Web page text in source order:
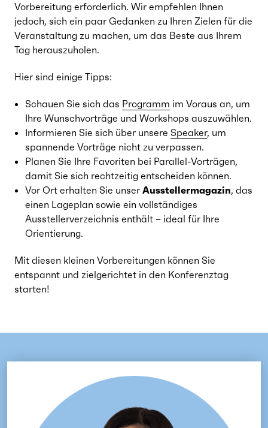
Vorbereitung erforderlich. Wir empfehlen Ihnen
jedoch, sich ein paar Gedanken zu Ihren Zielen für die
Veranstaltung zu machen, um das Beste aus Ihrem
Tag herauszuholen.
Hier sind einige Tipps:
Schauen Sie sich das Programm im Voraus an, um
Ihre Wunschvorträge und Workshops auszuwählen.
Informieren Sie sich über unsere Speaker, um
spannende Vorträge nicht zu verpassen.
Planen Sie Ihre Favoriten bei Parallel-Vorträgen,
damit Sie sich rechtzeitig entscheiden können.
Vor Ort erhalten Sie unser Ausstellermagazin, das
einen Lageplan sowie ein vollständiges
Ausstellerverzeichnis enthält – ideal für Ihre
Orientierung.
Mit diesen kleinen Vorbereitungen können Sie
entspannt und zielgerichtet in den Konferenztag
starten!